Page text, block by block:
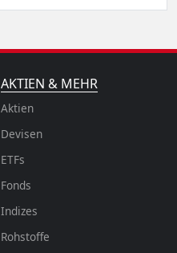
AKTIEN & MEHR
Aktien
Devisen
ETFs
Fonds
Indizes
Rohstoffe